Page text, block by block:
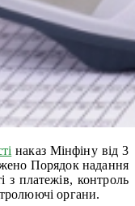
наказ Мінфіну від 3
Порядок надання
з платежів, контроль
органи.